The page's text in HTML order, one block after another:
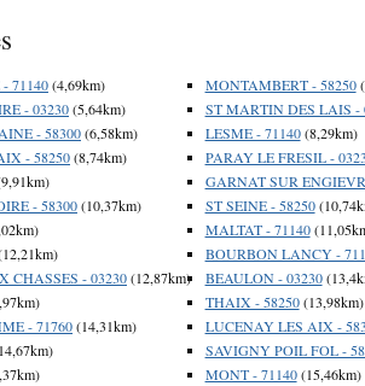
71140(4,69km)
- 03230(5,64km)
- 58300(6,58km)
- 58250(8,74km)
- 58300(10,37km)
CHASSES - 03230(12,87km)
- 71760(14,31km)
MONTAMBERT - 58250
ST MARTIN DES LAIS -
LESME - 71140(8,29km)
PARAY LE FRESIL -
GARNAT SUR
ST SEINE - 58250
MALTAT - 71140
BOURBON LANCY -
BEAULON - 03230
THAIX - 58250(13,98km)
LUCENAY LES AIX -
SAVIGNY POIL FOL -
MONT - 71140(15,46km)